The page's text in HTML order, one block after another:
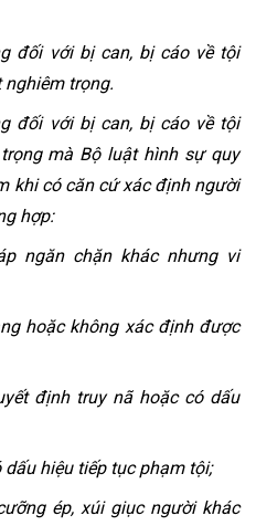
đối với bị can, bị cáo về tội
trọng.
đối với bị can, bị cáo về tội
mà Bộ luật hình sự quy
khi có căn cứ xác định người
hợp:
ngăn chặn khác nhưng vi
hoặc không xác định được
định truy nã hoặc có dấu
hiệu tiếp tục phạm tội;
ép, xúi giục người khác